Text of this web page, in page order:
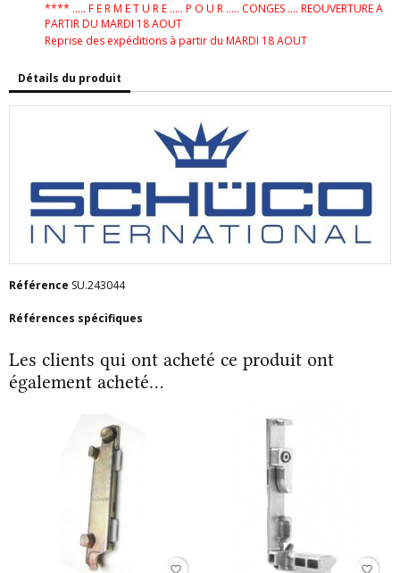
**** ..... F E R M E T U R E ..... P O U R ..... CONGES .... REOUVERTURE A
PARTIR DU MARDI 18 AOUT
Reprise des expéditions à partir du MARDI 18 AOUT
Détails du produit
Référence SU.243044
Références spécifiques
Les clients qui ont acheté ce produit ont
également acheté...
favorite_border favorite_border